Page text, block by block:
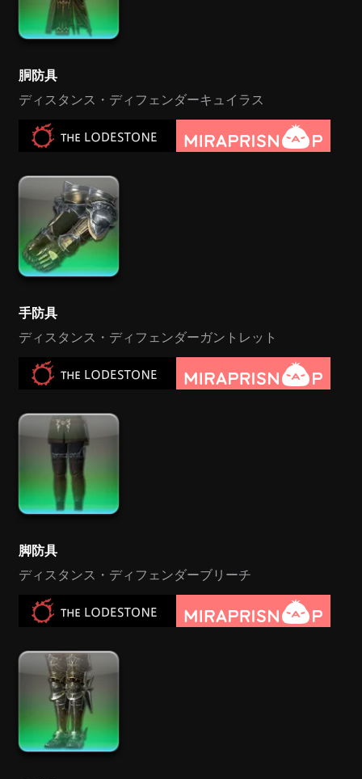
胴防具
ディスタンス・ディフェンダーキュイラス
手防具
ディスタンス・ディフェンダーガントレット
脚防具
ディスタンス・ディフェンダーブリーチ